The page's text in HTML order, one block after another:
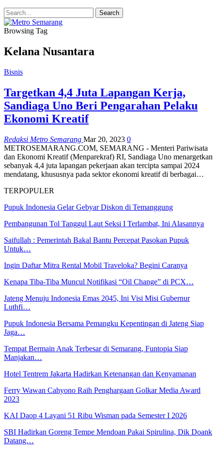
Browsing Tag
Kelana Nusantara
Bisnis
Targetkan 4,4 Juta Lapangan Kerja,
Sandiaga Uno Beri Pengarahan Pelaku
Ekonomi Kreatif
Redaksi Metro Semarang Mar 20, 2023 0
METROSEMARANG.COM, SEMARANG - Menteri Pariwisata
dan Ekonomi Kreatif (Menparekraf) RI, Sandiaga Uno menargetkan
sebanyak 4,4 juta lapangan pekerjaan akan tercipta sampai 2024
mendatang, khususnya pada sektor ekonomi kreatif di berbagai…
TERPOPULER
Pupuk Indonesia Gelar Gebyar Diskon di Temanggung
Pembangunan Tol Tanggul Laut Seksi I Terlambat, Ini Alasannya
Saifullah : Pemerintah Bakal Bantu Percepat Pasokan Pupuk
Untuk…
Ingin Daftar Mitra Rental Mobil Traveloka? Begini Caranya
Kenapa Tiba-Tiba Muncul Notifikasi “Oil Change” di PCX…
Jateng Menuju Indonesia Emas 2045, Ini Visi Misi Gubernur
Luthfi…
Pupuk Indonesia Bersama Pemangku Kepentingan di Jateng Siap
Jaga…
Tempat Bermain Anak Terbesar di Semarang, Funtopia Siap
Manjakan…
Hotel Tentrem Jakarta Hadirkan Ketenangan dan Kenyamanan
Ferry Wawan Cahyono Raih Penghargaan Golkar Media Award
2023
KAI Daop 4 Layani 51 Ribu Wisman pada Semester I 2026
SBI Hadirkan Goreng Tempe Mendoan Pakai Spirulina, Dik Doank
Datang…